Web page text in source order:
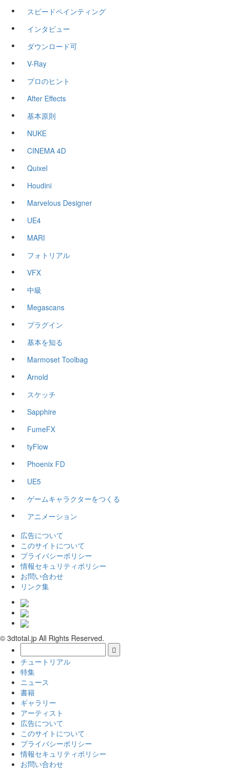
スピードペインティング
インタビュー
ダウンロード可
V-Ray
プロのヒント
After Effects
基本原則
NUKE
CINEMA 4D
Quixel
Houdini
Marvelous Designer
UE4
MARI
フォトリアル
VFX
中級
Megascans
プラグイン
基本を知る
Marmoset Toolbag
Arnold
スケッチ
Sapphire
FumeFX
tyFlow
Phoenix FD
UE5
ゲームキャラクターをつくる
アニメーション
広告について
このサイトについて
プライバシーポリシー
情報セキュリティポリシー
お問い合わせ
リンク集
© 3dtotal.jp All Rights Reserved.
チュートリアル
特集
ニュース
書籍
ギャラリー
アーティスト
広告について
このサイトについて
プライバシーポリシー
情報セキュリティポリシー
お問い合わせ